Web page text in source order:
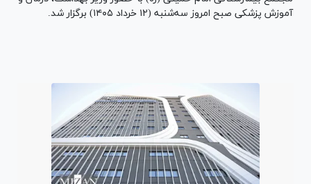
آموزش پزشکی صبح امروز سه‌شنبه (۱۲ خرداد ۱۴۰۵) برگزار شد.